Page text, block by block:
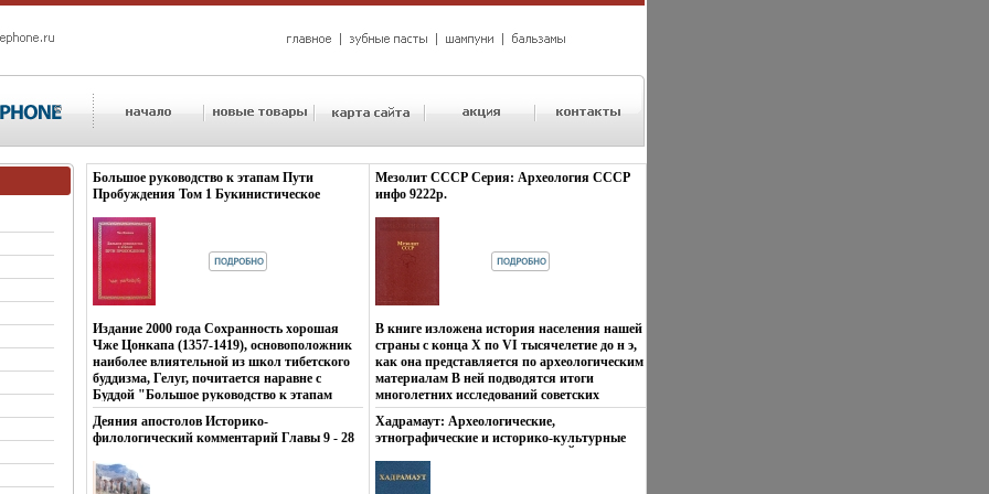
Большое руководство к этапам Пути
Пробуждения Том 1 Букинистическое
Твердый переплет, 388 стр Тираж: 1000 экз
Формат: 70x90/16 (~170х215 мм) инфо
8994p.
Издание 2000 года Сохранность хорошая
Чже Цонкапа (1357-1419), основоположник
наиболее влиятельной из школ тибетского
буддизма, Гелуг, почитается наравне с
Буддой "Большое руководство к этапам
Пути Пробъйяабуждения" (Ламрим - ченмо)
- Его наиболее знаменитый труд, где
важнейшие идеи индийского буддизма
изложены в форме систематического
руководства, подробнейшим образом
Деяния апостолов Историко-
филологический комментарий Главы 9 - 28
Хорошая Издательства: Факультет
филологии и искусств Санкт-
Мезолит СССР Серия: Археология СССР
инфо 9222p.
В книге изложена история населения нашей
страны с конца X по VI тысячелетие до н э,
как она представляется по археологическим
материалам В ней подводятся итоги
многолетних исследований советских
археологов бъкапв области изучения
мезолита Книга содержит описание
основных мезолитических памятников на
территории СССР: каменных орудий,
жилищ, хозяйственных сооружений,
Хадрамаут: Археологические,
этнографические и историко-культурные
комплексной экспедиции: Т 1